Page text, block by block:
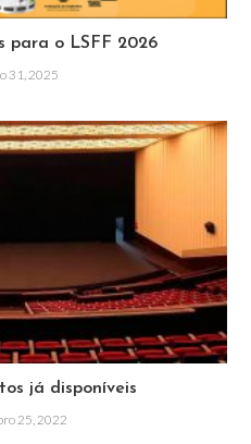
para o LSFF 2026
31, 2025
já disponíveis
25, 2022